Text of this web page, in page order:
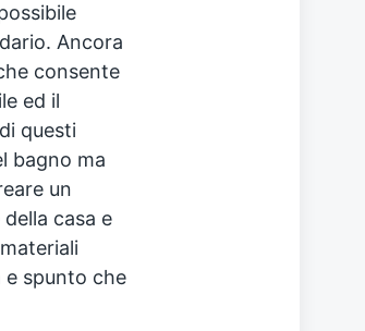
Ancora
consente
ed il
questi
bagno ma
un
casa e
e spunto che